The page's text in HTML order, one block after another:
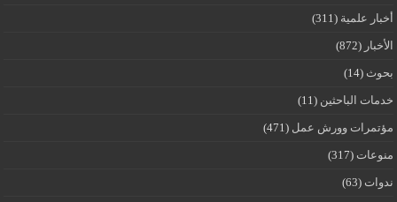
أخبار علمية (311)
الأخبار (872)
بحوث (14)
خدمات الباحثين (11)
مؤتمرات وورش عمل (471)
منوعات (317)
ندوات (63)